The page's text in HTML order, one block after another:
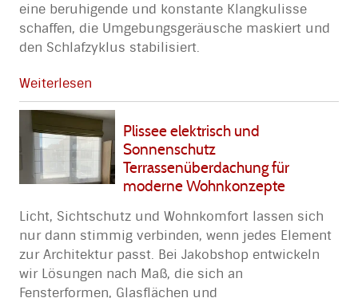
eine beruhigende und konstante Klangkulisse
schaffen, die Umgebungsgeräusche maskiert und
den Schlafzyklus stabilisiert.
Weiterlesen
Plissee elektrisch und
Sonnenschutz
Terrassenüberdachung für
moderne Wohnkonzepte
Licht, Sichtschutz und Wohnkomfort lassen sich
nur dann stimmig verbinden, wenn jedes Element
zur Architektur passt. Bei Jakobshop entwickeln
wir Lösungen nach Maß, die sich an
Fensterformen, Glasflächen und